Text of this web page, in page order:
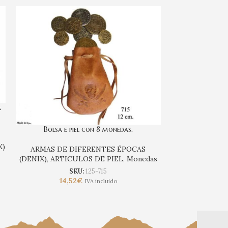
Bolsa e piel con 8 monedas.
ARMAS DE DIFERENTES ÉPOCAS
(DENIX), ARTICULOS DE PIEL, Monedas
SKU:125-715
14,52€ IVA incluido